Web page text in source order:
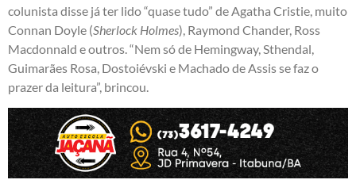
colunista disse já ter lido “quase tudo” de Agatha Cristie, muito
Connan Doyle (Sherlock Holmes), Raymond Chander, Ross
Macdonnald e outros. “Nem só de Hemingway, Sthendal,
Guimarães Rosa, Dostoiévski e Machado de Assis se faz o
prazer da leitura”, brincou.